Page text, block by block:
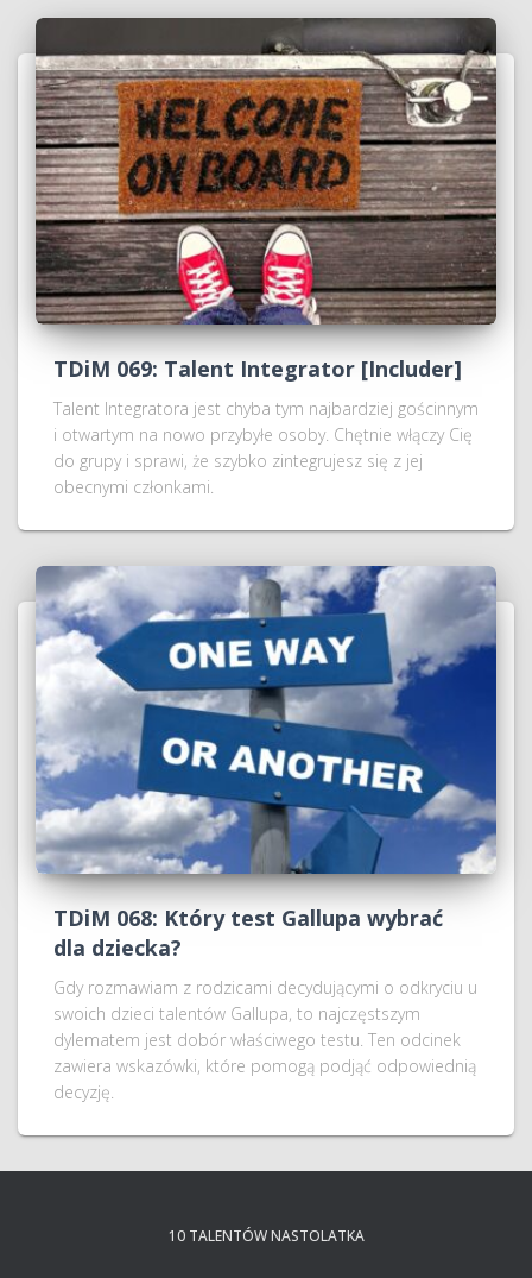
TDiM 069: Talent Integrator [Includer]
Talent Integratora jest chyba tym najbardziej gościnnym
i otwartym na nowo przybyłe osoby. Chętnie włączy Cię
do grupy i sprawi, że szybko zintegrujesz się z jej
obecnymi członkami.
TDiM 068: Który test Gallupa wybrać
dla dziecka?
Gdy rozmawiam z rodzicami decydującymi o odkryciu u
swoich dzieci talentów Gallupa, to najczęstszym
dylematem jest dobór właściwego testu. Ten odcinek
zawiera wskazówki, które pomogą podjąć odpowiednią
decyzję.
10 TALENTÓW NASTOLATKA